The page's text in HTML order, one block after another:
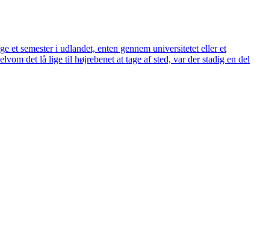
et semester i udlandet, enten gennem universitetet eller et
det lå lige til højrebenet at tage af sted, var der stadig en del